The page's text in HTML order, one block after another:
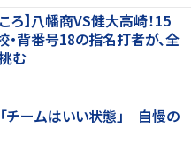
ろ】八幡商VS健大高崎！15
背番号18の指名打者が、全
む
チームはいい状態」 自慢の